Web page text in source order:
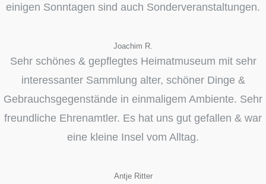
einigen Sonntagen sind auch Sonderveranstaltungen.
Joachim R.
Sehr schönes & gepflegtes Heimatmuseum mit sehr
interessanter Sammlung alter, schöner Dinge &
Gebrauchsgegenstände in einmaligem Ambiente. Sehr
freundliche Ehrenamtler. Es hat uns gut gefallen & war
eine kleine Insel vom Alltag.
Antje Ritter